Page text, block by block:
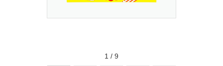
1 / 9